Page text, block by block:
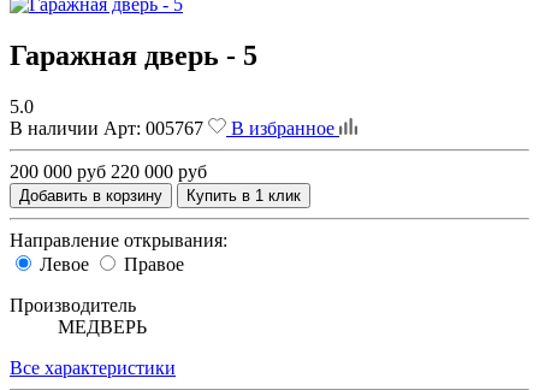
Гаражная дверь - 5
5.0
В наличии Арт: 005767 В избранное
200 000 руб 220 000 руб
Добавить в корзину Купить в 1 клик
Направление открывания:
Левое
Правое
Производитель
МЕДВЕРЬ
Все характеристики